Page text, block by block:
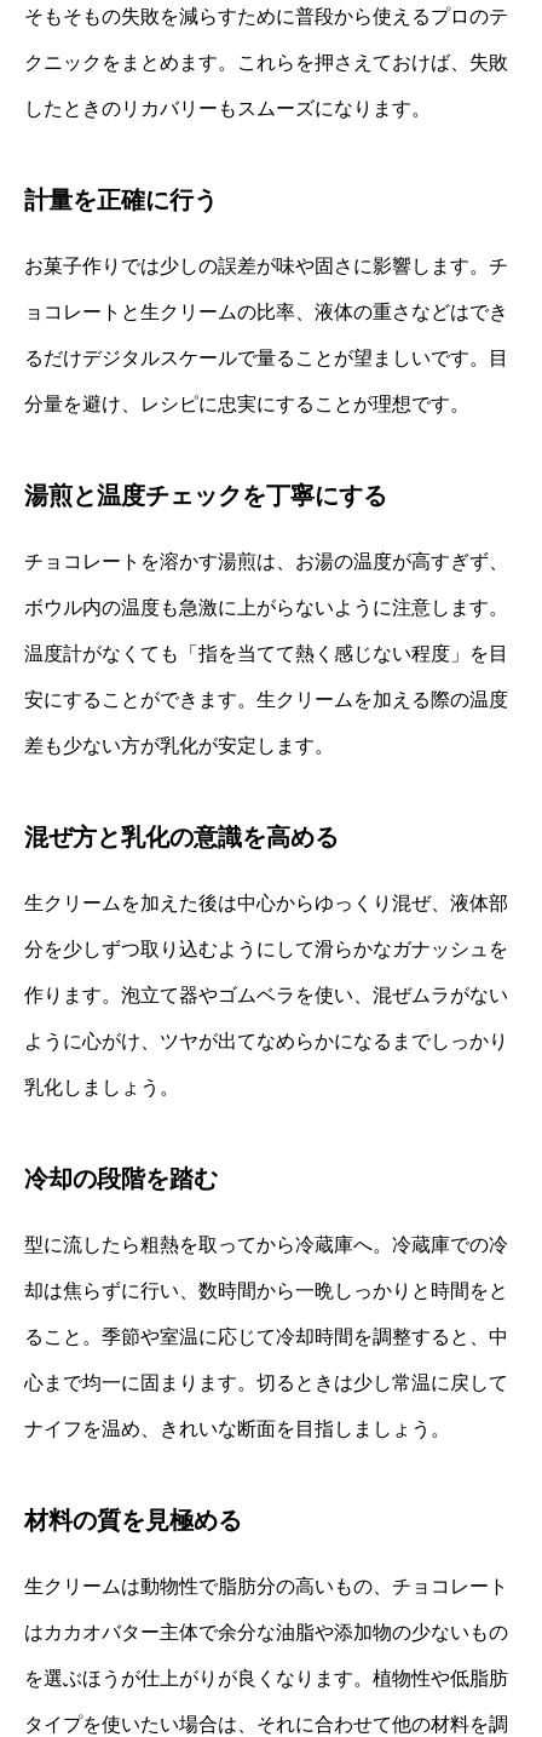
そもそもの失敗を減らすために普段から使えるプロのテ
クニックをまとめます。これらを押さえておけば、失敗
したときのリカバリーもスムーズになります。
計量を正確に行う
お菓子作りでは少しの誤差が味や固さに影響します。チ
ョコレートと生クリームの比率、液体の重さなどはでき
るだけデジタルスケールで量ることが望ましいです。目
分量を避け、レシピに忠実にすることが理想です。
湯煎と温度チェックを丁寧にする
チョコレートを溶かす湯煎は、お湯の温度が高すぎず、
ボウル内の温度も急激に上がらないように注意します。
温度計がなくても「指を当てて熱く感じない程度」を目
安にすることができます。生クリームを加える際の温度
差も少ない方が乳化が安定します。
混ぜ方と乳化の意識を高める
生クリームを加えた後は中心からゆっくり混ぜ、液体部
分を少しずつ取り込むようにして滑らかなガナッシュを
作ります。泡立て器やゴムベラを使い、混ぜムラがない
ように心がけ、ツヤが出てなめらかになるまでしっかり
乳化しましょう。
冷却の段階を踏む
型に流したら粗熱を取ってから冷蔵庫へ。冷蔵庫での冷
却は焦らずに行い、数時間から一晩しっかりと時間をと
ること。季節や室温に応じて冷却時間を調整すると、中
心まで均一に固まります。切るときは少し常温に戻して
ナイフを温め、きれいな断面を目指しましょう。
材料の質を見極める
生クリームは動物性で脂肪分の高いもの、チョコレート
はカカオバター主体で余分な油脂や添加物の少ないもの
を選ぶほうが仕上がりが良くなります。植物性や低脂肪
タイプを使いたい場合は、それに合わせて他の材料を調